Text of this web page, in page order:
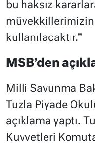
bu haksız
müvekkillerimizin
kullanılacaktır.”
MSB’den
Milli Savunma
Tuzla Piyade
açıklama yaptı.
Kuvvetleri